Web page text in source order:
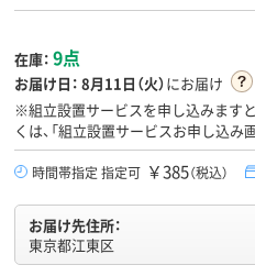
在庫： 9点
お届け日： 8月11日（火）にお届け
※組立設置サービスを申し込みます
くは、「組立設置サービスお申し込み
時間帯指定 指定可 ￥385（税込）
お届け先住所：
東京都江東区